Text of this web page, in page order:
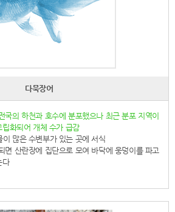
다묵장어
국의 하천과 호수에 분포했으나 최근 분포 지역이
화되어 개체 수가 급감
이 많은 수변부가 있는 곳에 서식
면 산란장에 집단으로 모여 바닥에 웅덩이를 파고
다